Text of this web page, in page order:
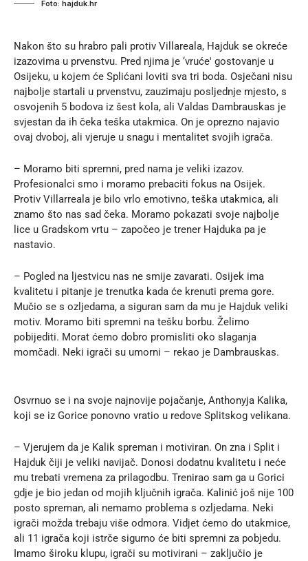
Foto: hajduk.hr
Nakon što su hrabro pali protiv Villareala, Hajduk se okreće
izazovima u prvenstvu. Pred njima je ‘vruće' gostovanje u
Osijeku, u kojem će Splićani loviti sva tri boda. Osječani nisu
najbolje startali u prvenstvu, zauzimaju posljednje mjesto, s
osvojenih 5 bodova iz šest kola, ali Valdas Dambrauskas je
svjestan da ih čeka teška utakmica. On je oprezno najavio
ovaj dvoboj, ali vjeruje u snagu i mentalitet svojih igrača.
– Moramo biti spremni, pred nama je veliki izazov.
Profesionalci smo i moramo prebaciti fokus na Osijek.
Protiv Villarreala je bilo vrlo emotivno, teška utakmica, ali
znamo što nas sad čeka. Moramo pokazati svoje najbolje
lice u Gradskom vrtu – započeo je trener Hajduka pa je
nastavio.
– Pogled na ljestvicu nas ne smije zavarati. Osijek ima
kvalitetu i pitanje je trenutka kada će krenuti prema gore.
Mučio se s ozljedama, a siguran sam da mu je Hajduk veliki
motiv. Moramo biti spremni na tešku borbu. Želimo
pobijediti. Morat ćemo dobro promisliti oko slaganja
momčadi. Neki igrači su umorni – rekao je Dambrauskas.
Osvrnuo se i na svoje najnovije pojačanje, Anthonyja Kalika,
koji se iz Gorice ponovno vratio u redove Splitskog velikana.
– Vjerujem da je Kalik spreman i motiviran. On zna i Split i
Hajduk čiji je veliki navijač. Donosi dodatnu kvalitetu i neće
mu trebati vremena za prilagodbu. Trenirao sam ga u Gorici
gdje je bio jedan od mojih ključnih igrača. Kalinić još nije 100
posto spreman, ali nemamo problema s ozljedama. Neki
igrači možda trebaju više odmora. Vidjet ćemo do utakmice,
ali 11 igrača koji istrče sigurno će biti spremni za pobjedu.
Imamo široku klupu, igrači su motivirani – zaključio je